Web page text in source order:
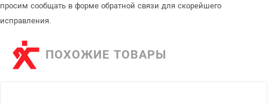
просим сообщать в форме обратной связи для скорейшего
исправления.
ПОХОЖИЕ ТОВАРЫ